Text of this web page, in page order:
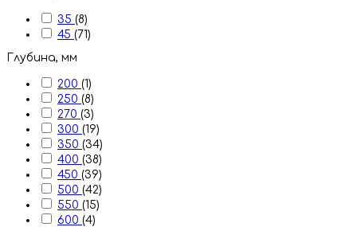
35 (8)
45 (71)
Глубина, мм
200 (1)
250 (8)
270 (3)
300 (19)
350 (34)
400 (38)
450 (39)
500 (42)
550 (15)
600 (4)